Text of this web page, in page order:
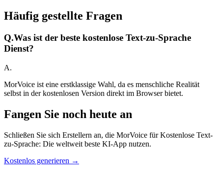
Häufig gestellte Fragen
Q.Was ist der beste kostenlose Text-zu-Sprache
Dienst?
A.
MorVoice ist eine erstklassige Wahl, da es menschliche Realität
selbst in der kostenlosen Version direkt im Browser bietet.
Fangen Sie noch heute an
Schließen Sie sich Erstellern an, die MorVoice für Kostenlose Text-
zu-Sprache: Die weltweit beste KI-App nutzen.
Kostenlos generieren →